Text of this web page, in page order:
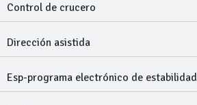
Control de crucero
Dirección asistida
Esp-programa electrónico de estabilidad